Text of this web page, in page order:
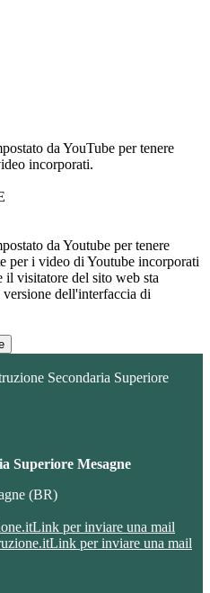
da YouTube per tenere
incorporati.
da Youtube per tenere
per i video di Youtube incorporati
il visitatore del sito web sta
dell'interfaccia di
Secondaria Superiore
Superiore Mesagne
(BR)
Link per inviare una mail
Link per inviare una mail